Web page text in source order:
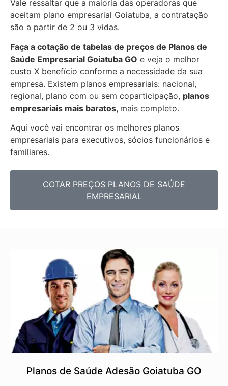
Vale ressaltar que a maioria das operadoras que
aceitam plano empresarial Goiatuba, a contratação
são a partir de 2 ou 3 vidas.
Faça a cotação de tabelas de preços de Planos de
Saúde Empresarial Goiatuba GO e veja o melhor
custo X benefício conforme a necessidade da sua
empresa. Existem planos empresariais: nacional,
regional, plano com ou sem coparticipação, planos
empresariais mais baratos, mais completo.
Aqui você vai encontrar os melhores planos
empresariais para executivos, sócios funcionários e
familiares.
COTAR PREÇOS PLANOS DE SAÚDE
EMPRESARIAL
Planos de Saúde Adesão Goiatuba GO